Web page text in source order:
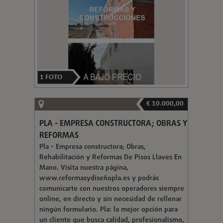
1 FOTO
€ 10.000,00
PLA - EMPRESA CONSTRUCTORA; OBRAS Y
REFORMAS
Pla - Empresa constructora; Obras,
Rehabilitación y Reformas De Pisos Llaves En
Mano. Visita nuestra página,
www.reformasydiseñopla.es y podrás
comunicarte con nuestros operadores siempre
online, en directo y sin necesidad de rellenar
ningún formulario. Pla: la mejor opción para
un cliente que busca calidad, profesionalismo,